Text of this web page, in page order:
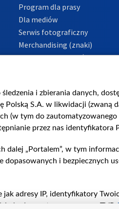
Program dla prasy
Dla mediów
Serwis fotograficzny
Merchandising (znaki)
Polityka Prywatności
i zbierania danych,
S.A. w likwidacji (zwaną
(w tym do
przez nas identyfikatora
dalej „Portalem”, w tym
i bezpiecznych
jak adresy IP, identyfikatory
będą przetwarzane przez TVP,